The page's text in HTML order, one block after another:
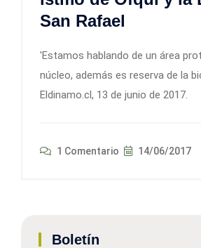
San Rafael
'Estamos hablando de un área
núcleo, además es reserva de la
Eldinamo.cl, 13 de junio de 2017.
1 Comentario 14/06/2017
Boletín